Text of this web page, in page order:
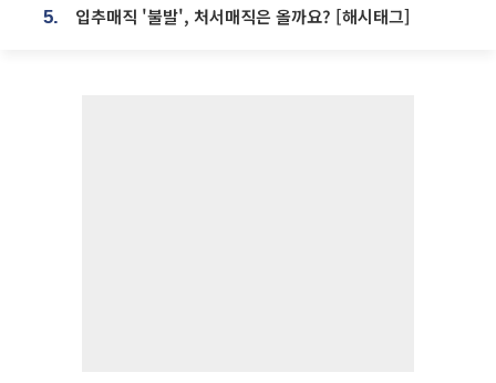
5. 입추매직 '불발', 처서매직은 올까요? [해시태그]